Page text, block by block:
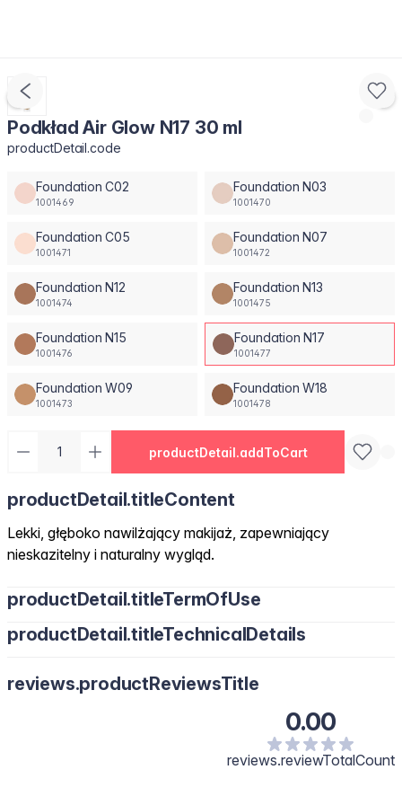
Podkład Air Glow N17 30 ml
productDetail.code
Foundation C02
1001469
Foundation N03
1001470
Foundation C05
1001471
Foundation N07
1001472
Foundation N12
1001474
Foundation N13
1001475
Foundation N15
1001476
Foundation N17
1001477
Foundation W09
1001473
Foundation W18
1001478
productDetail.addToCart
productDetail.titleContent
Lekki, głęboko nawilżający makijaż, zapewniający
nieskazitelny i naturalny wygląd.
productDetail.titleTermOfUse
productDetail.titleTechnicalDetails
reviews.productReviewsTitle
0.00
reviews.reviewTotalCount